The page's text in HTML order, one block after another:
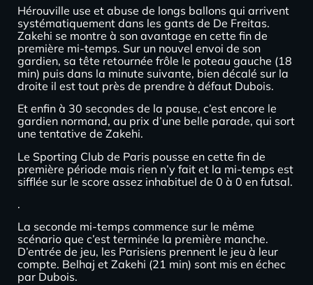
Hérouville use et abuse de longs ballons qui arrivent
systématiquement dans les gants de De Freitas.
Zakehi se montre à son avantage en cette fin de
première mi-temps. Sur un nouvel envoi de son
gardien, sa tête retournée frôle le poteau gauche (18
min) puis dans la minute suivante, bien décalé sur la
droite il est tout près de prendre à défaut Dubois.
Et enfin à 30 secondes de la pause, c’est encore le
gardien normand, au prix d’une belle parade, qui sort
une tentative de Zakehi.
Le Sporting Club de Paris pousse en cette fin de
première période mais rien n’y fait et la mi-temps est
sifflée sur le score assez inhabituel de 0 à 0 en futsal.
.
La seconde mi-temps commence sur le même
scénario que c’est terminée la première manche.
D’entrée de jeu, les Parisiens prennent le jeu à leur
compte. Belhaj et Zakehi (21 min) sont mis en échec
par Dubois.